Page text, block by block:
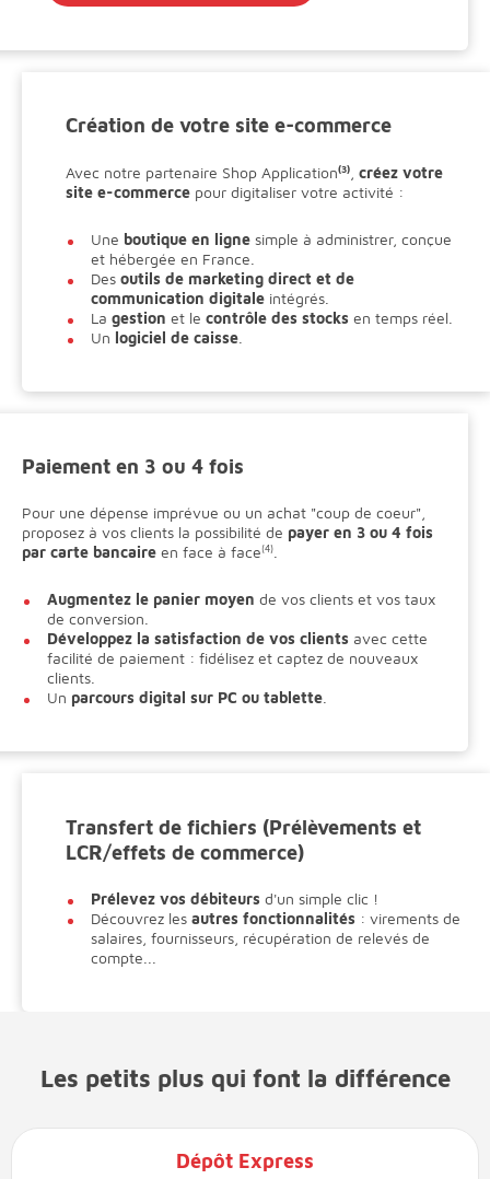
Création de votre site e-commerce
Avec notre partenaire Shop Application(3)
créez votre
site e-commerce pour digitaliser votre activité :
Une boutique en ligne simple à administrer, conçue
et hébergée en France.
Des outils de marketing direct et de
communication digitale intégrés.
La gestion et le contrôle des stocks en temps réel.
Un logiciel de caisse
Paiement en 3 ou 4 fois
Pour une dépense imprévue ou un achat "coup de coeur",
proposez à vos clients la possibilité de payer en 3 ou 4 fois
par carte bancaire en face à face(4)
Augmentez le panier moyen de vos clients et vos taux
de conversion.
Développez la satisfaction de vos clients avec cette
facilité de paiement : fidélisez et captez de nouveaux
clients.
Un parcours digital sur PC ou tablette
Transfert de fichiers (Prélèvements et
LCR/effets de commerce)
Prélevez vos débiteurs d'un simple clic !
Découvrez les autres fonctionnalités : virements de
salaires, fournisseurs, récupération de relevés de
compte...
Les petits plus qui font la différence
Dépôt Express